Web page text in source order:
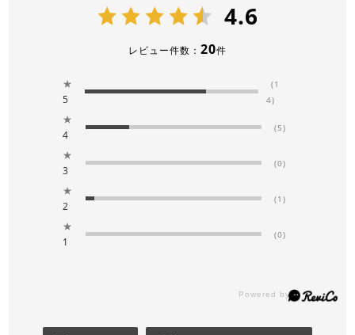
4.6
レビュー件数： 20件
★
5
(1
4)
★
4
(5)
★
3
(0)
★
2
(1)
★
1
(0)